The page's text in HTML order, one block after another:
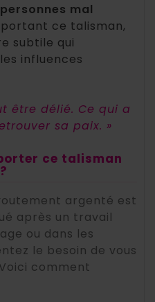
mal
ce talisman,
subtile qui
influences
être délié. Ce qui a
sa paix. »
ce talisman
argenté est
après un travail
ou dans les
le besoin de vous
comment